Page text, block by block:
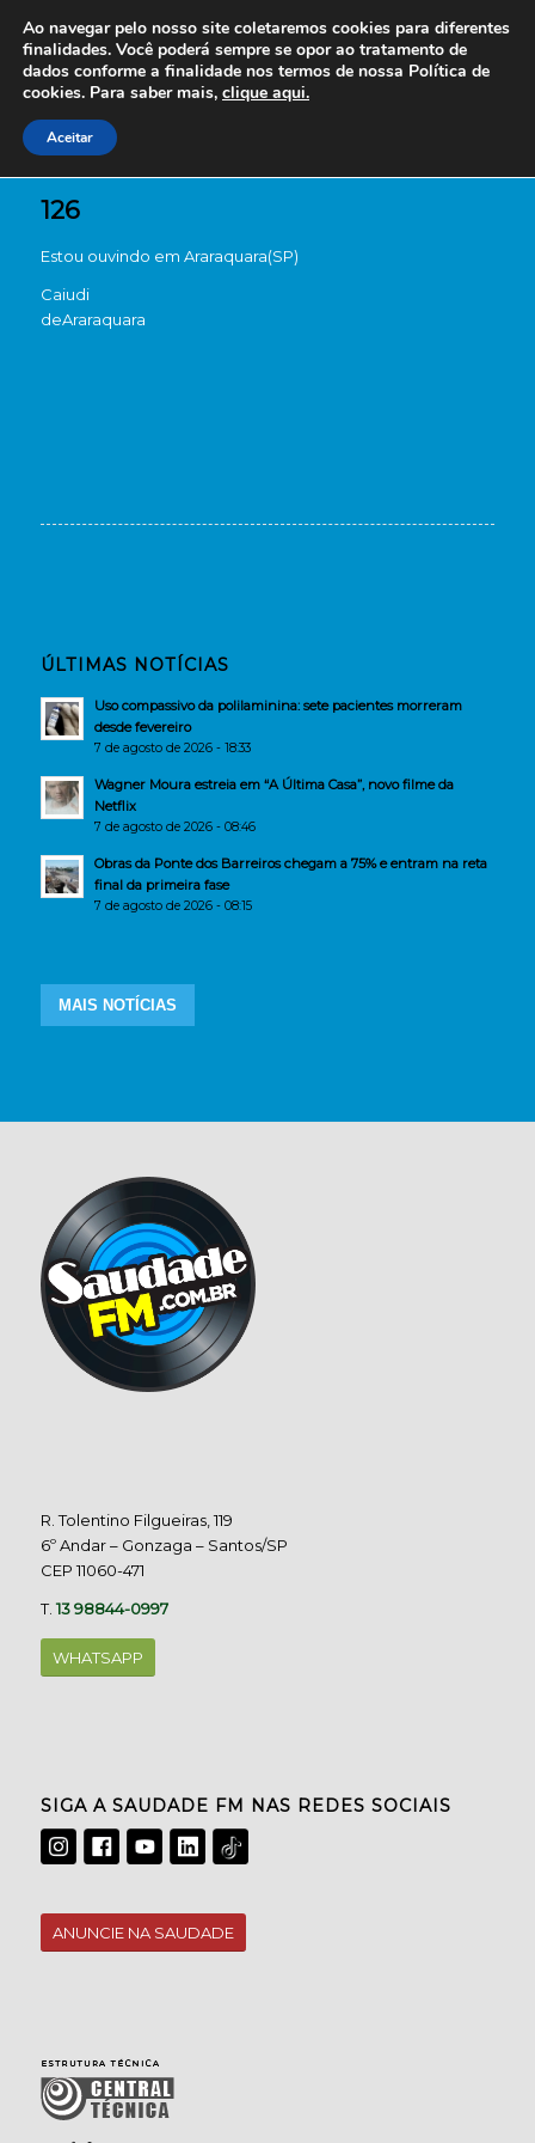
126
Estou ouvindo em Araraquara(SP)
Caiudi
deAraraquara
ÚLTIMAS NOTÍCIAS
Uso compassivo da polilaminina: sete pacientes morreram
desde fevereiro
7 de agosto de 2026 - 18:33
Wagner Moura estreia em “A Última Casa”, novo filme da
Netflix
7 de agosto de 2026 - 08:46
Obras da Ponte dos Barreiros chegam a 75% e entram na reta
final da primeira fase
7 de agosto de 2026 - 08:15
MAIS NOTÍCIAS
R. Tolentino Filgueiras, 119
6º Andar – Gonzaga – Santos/SP
CEP 11060-471
T.13 98844-0997
WHATSAPP
SIGA A SAUDADE FM NAS REDES SOCIAIS
ANUNCIE NA SAUDADE
Ao navegar pelo nosso site coletaremos cookies para diferentes
finalidades. Você poderá sempre se opor ao tratamento de
dados conforme a finalidade nos termos de nossa Política de
cookies. Para saber mais, clique aqui.
Aceitar